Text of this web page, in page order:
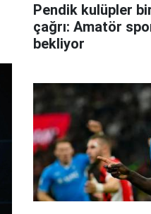
Pendik kulüpler
çağrı: Amatör
bekliyor